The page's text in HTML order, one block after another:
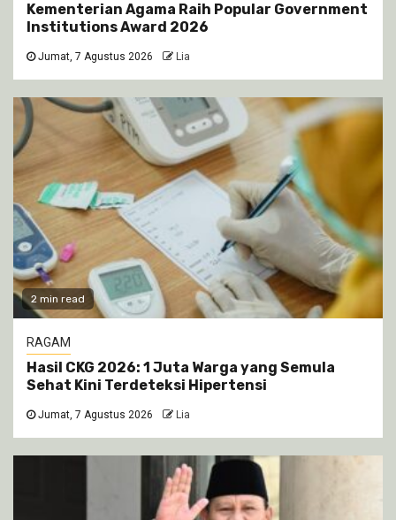
Kementerian Agama Raih Popular Government
Institutions Award 2026
Jumat, 7 Agustus 2026 Lia
2 min read
RAGAM
Hasil CKG 2026: 1 Juta Warga yang Semula
Sehat Kini Terdeteksi Hipertensi
Jumat, 7 Agustus 2026 Lia